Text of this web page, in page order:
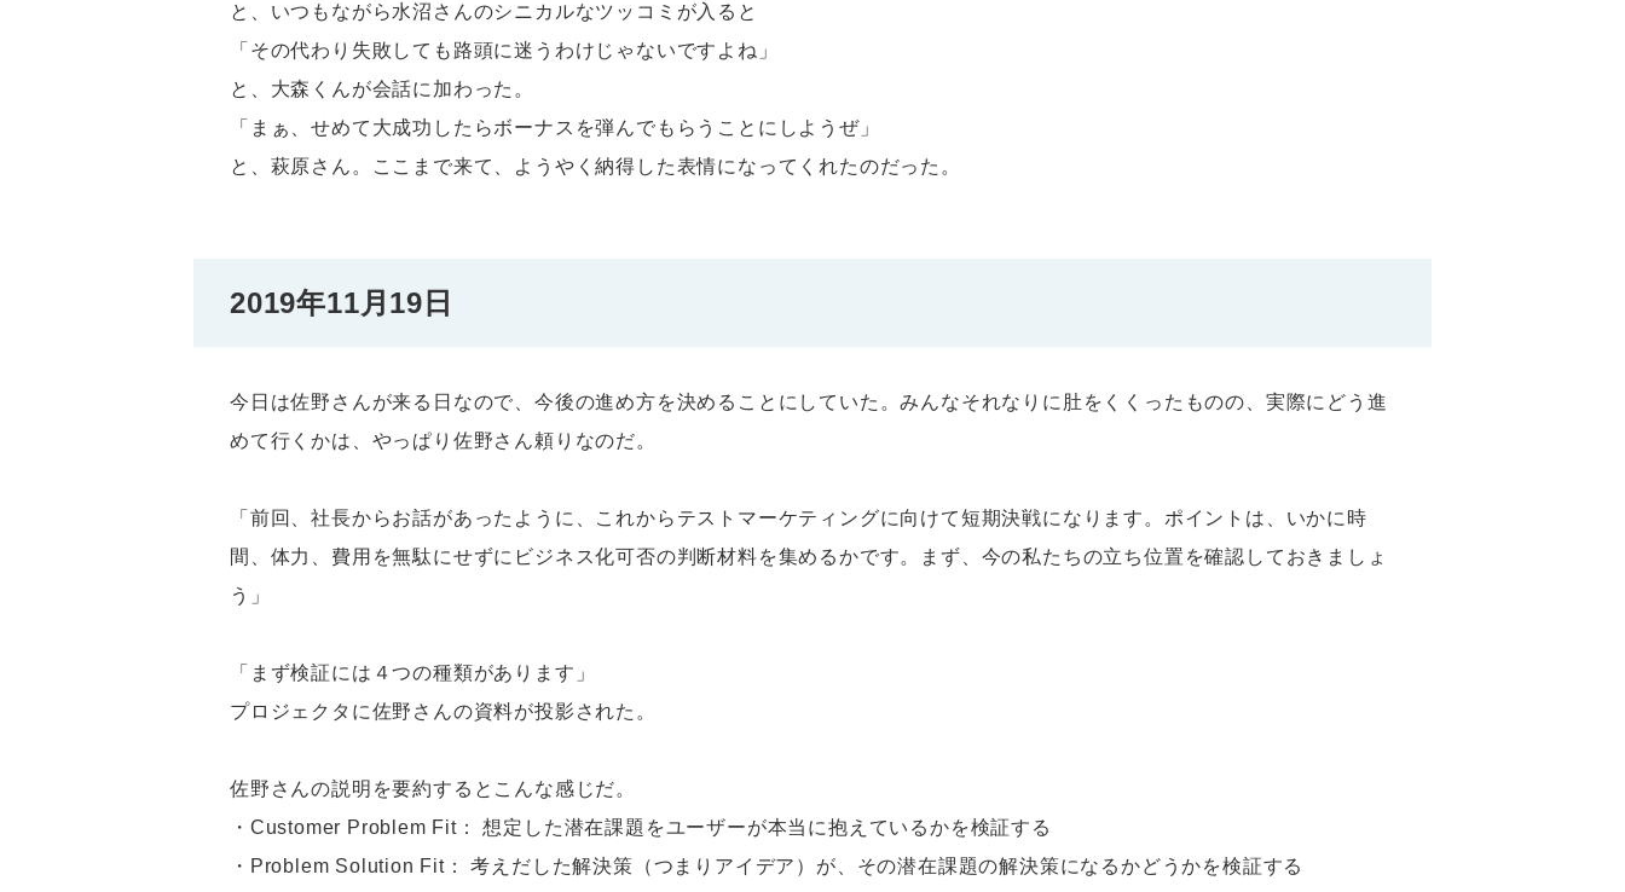
と、いつもながら水沼さんのシニカルなツッコミが入ると
「その代わり失敗しても路頭に迷うわけじゃないですよね」
と、大森くんが会話に加わった。
「まぁ、せめて大成功したらボーナスを弾んでもらうことにしようぜ」
と、萩原さん。ここまで来て、ようやく納得した表情になってくれたのだった。
2019年11月19日
今日は佐野さんが来る日なので、今後の進め方を決めることにしていた。みんなそれなりに肚をくくったものの、実際にどう進
めて行くかは、やっぱり佐野さん頼りなのだ。
「前回、社長からお話があったように、これからテストマーケティングに向けて短期決戦になります。ポイントは、いかに時
間、体力、費用を無駄にせずにビジネス化可否の判断材料を集めるかです。まず、今の私たちの立ち位置を確認しておきましょ
う」
「まず検証には４つの種類があります」
プロジェクタに佐野さんの資料が投影された。
佐野さんの説明を要約するとこんな感じだ。
・Customer Problem Fit： 想定した潜在課題をユーザーが本当に抱えているかを検証する
・Problem Solution Fit： 考えだした解決策（つまりアイデア）が、その潜在課題の解決策になるかどうかを検証する